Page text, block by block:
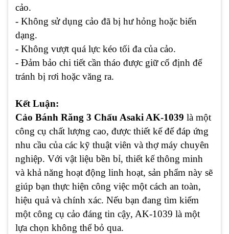
cảo.
- Không sử dụng cảo đã bị hư hỏng hoặc biến
dạng.
- Không vượt quá lực kéo tối đa của cảo.
- Đảm bảo chi tiết cần tháo được giữ cố định để
tránh bị rơi hoặc văng ra.
Kết Luận:
Cảo Bánh Răng 3 Chấu Asaki AK-1039 là một
công cụ chất lượng cao, được thiết kế để đáp ứng
nhu cầu của các kỹ thuật viên và thợ máy chuyên
nghiệp. Với vật liệu bền bỉ, thiết kế thông minh
và khả năng hoạt động linh hoạt, sản phẩm này sẽ
giúp bạn thực hiện công việc một cách an toàn,
hiệu quả và chính xác. Nếu bạn đang tìm kiếm
một công cụ cảo đáng tin cậy, AK-1039 là một
lựa chọn không thể bỏ qua.